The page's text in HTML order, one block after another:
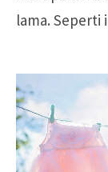
lama. Seperti